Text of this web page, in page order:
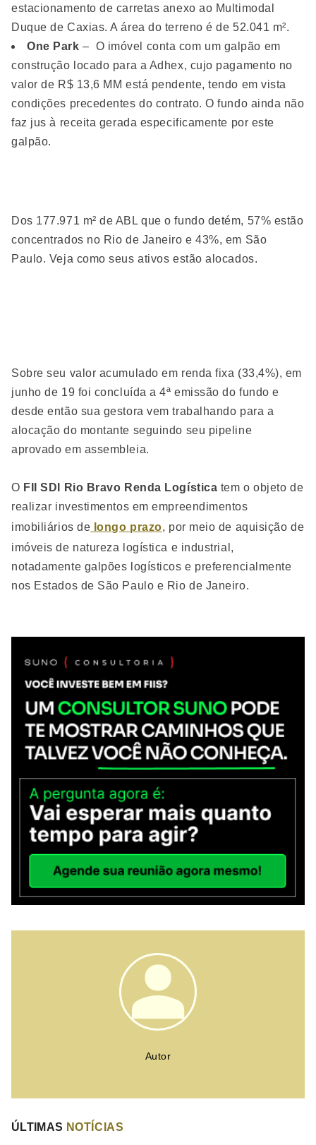
estacionamento de carretas anexo ao Multimodal
Duque de Caxias. A área do terreno é de 52.041 m².
One Park – O imóvel conta com um galpão em
construção locado para a Adhex, cujo pagamento no
valor de R$ 13,6 MM está pendente, tendo em vista
condições precedentes do contrato. O fundo ainda não
faz jus à receita gerada especificamente por este
galpão.
Dos 177.971 m² de ABL que o fundo detém, 57% estão
concentrados no Rio de Janeiro e 43%, em São
Paulo. Veja como seus ativos estão alocados.
Sobre seu valor acumulado em renda fixa (33,4%), em
junho de 19 foi concluída a 4ª emissão do fundo e
desde então sua gestora vem trabalhando para a
alocação do montante seguindo seu pipeline
aprovado em assembleia.
O FII SDI Rio Bravo Renda Logística tem o objeto de
realizar investimentos em empreendimentos
imobiliários de longo prazo, por meio de aquisição de
imóveis de natureza logística e industrial,
notadamente galpões logísticos e preferencialmente
nos Estados de São Paulo e Rio de Janeiro.
Autor
ÚLTIMAS NOTÍCIAS